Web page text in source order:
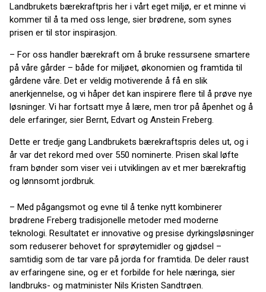
Landbrukets bærekraftpris her i vårt eget miljø, er et minne vi
kommer til å ta med oss lenge, sier brødrene, som synes
prisen er til stor inspirasjon.
– For oss handler bærekraft om å bruke ressursene smartere
på våre gårder – både for miljøet, økonomien og framtida til
gårdene våre. Det er veldig motiverende å få en slik
anerkjennelse, og vi håper det kan inspirere flere til å prøve nye
løsninger. Vi har fortsatt mye å lære, men tror på åpenhet og å
dele erfaringer, sier Bernt, Edvart og Anstein Freberg.
Dette er tredje gang Landbrukets bærekraftspris deles ut, og i
år var det rekord med over 550 nominerte. Prisen skal løfte
fram bønder som viser vei i utviklingen av et mer bærekraftig
og lønnsomt jordbruk.
– Med pågangsmot og evne til å tenke nytt kombinerer
brødrene Freberg tradisjonelle metoder med moderne
teknologi. Resultatet er innovative og presise dyrkingsløsninger
som reduserer behovet for sprøytemidler og gjødsel –
samtidig som de tar vare på jorda for framtida. De deler raust
av erfaringene sine, og er et forbilde for hele næringa, sier
landbruks- og matminister Nils Kristen Sandtrøen.